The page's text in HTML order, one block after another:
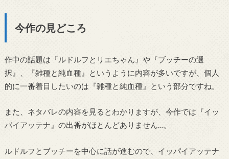
今作の見どころ
作中の話題は『ルドルフとリエちゃん』や『ブッチーの選
択』、『雑種と純血種』というように内容が多いですが、個人
的に一番着目したいのは『雑種と純血種』という部分ですね。
また、ネタバレの内容を見るとわかりますが、今作では『イッ
パイアッテナ』の出番がほとんどありません…。
ルドルフとブッチーを中心に話が進むので、イッパイアッテナ